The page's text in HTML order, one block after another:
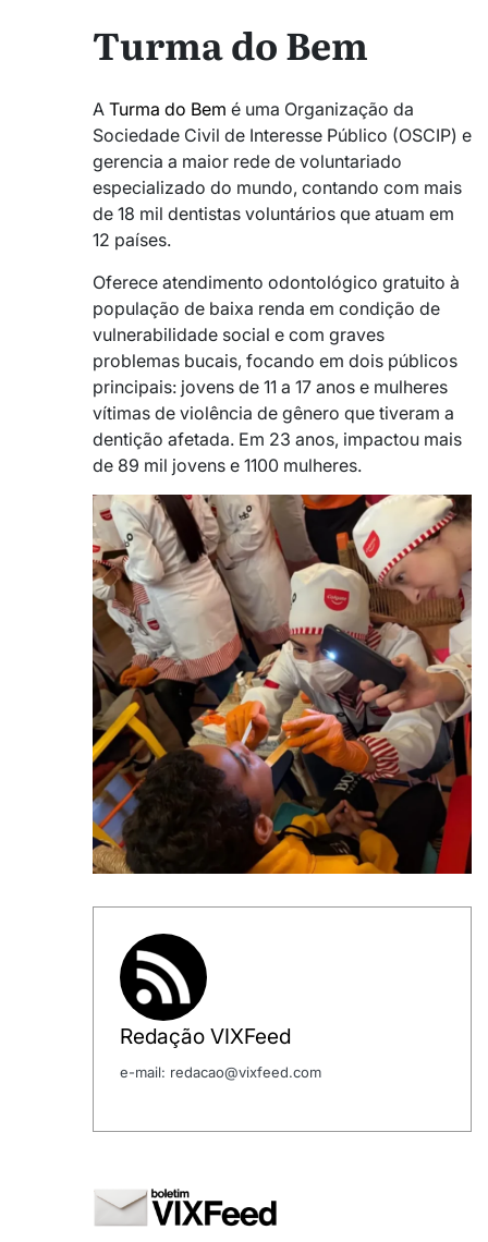
Turma do Bem
A Turma do Bem é uma Organização da
Sociedade Civil de Interesse Público (OSCIP) e
gerencia a maior rede de voluntariado
especializado do mundo, contando com mais
de 18 mil dentistas voluntários que atuam em
12 países.
Oferece atendimento odontológico gratuito à
população de baixa renda em condição de
vulnerabilidade social e com graves
problemas bucais, focando em dois públicos
principais: jovens de 11 a 17 anos e mulheres
vítimas de violência de gênero que tiveram a
dentição afetada. Em 23 anos, impactou mais
de 89 mil jovens e 1100 mulheres.
Redação VIXFeed
e-mail: redacao@vixfeed.com